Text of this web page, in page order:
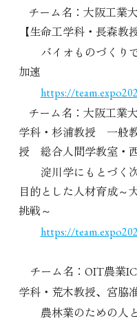
チーム名：大阪工業
【生命工学科・長森教授
バイオものづくりで
加速
https://
チーム名：大阪工業
学科・杉浦教授 一般
授 総合人間学教室・西
淀川学にもとづく次
目的とした人材育成～
挑戦～
https://
チーム名： OIT農業
学科・荒木教授、宮脇
農林業のための人と